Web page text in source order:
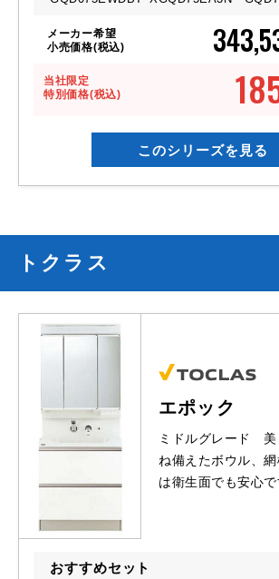
メーカー希望
小売価格(税込)
当社限定
特別価格(税込)
このシリーズを見る
トクラス
エポック
ミドルグレード 美
ね備えたボウル、
は衛生面でも安心で
おすすめセット